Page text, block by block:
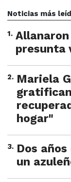
Noticias más
1.
presunta
2. Mariela
hogar"
3. Dos
un